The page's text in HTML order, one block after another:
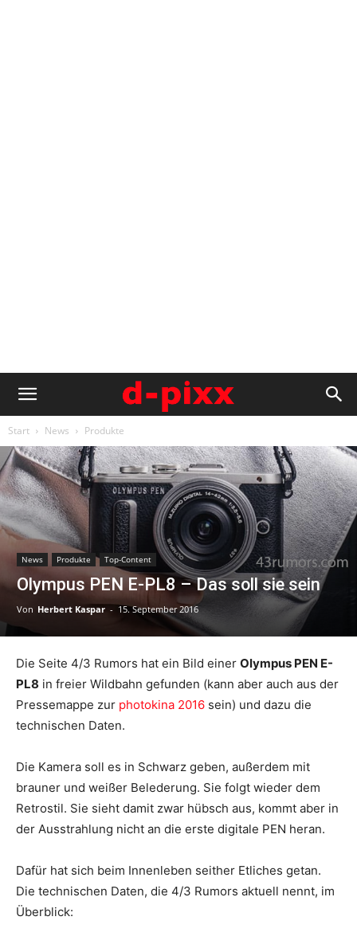
Start News Produkte
News Produkte Top-Content
Olympus PEN E-PL8 – Das soll sie sein
Von Herbert Kaspar - 15. September 2016
Die Seite 4/3 Rumors hat ein Bild einer Olympus PEN E-
PL8 in freier Wildbahn gefunden (kann aber auch aus der
Pressemappe zur photokina 2016 sein) und dazu die
technischen Daten.
Die Kamera soll es in Schwarz geben, außerdem mit
brauner und weißer Belederung. Sie folgt wieder dem
Retrostil. Sie sieht damit zwar hübsch aus, kommt aber in
der Ausstrahlung nicht an die erste digitale PEN heran.
Dafür hat sich beim Innenleben seither Etliches getan.
Die technischen Daten, die 4/3 Rumors aktuell nennt, im
Überblick: